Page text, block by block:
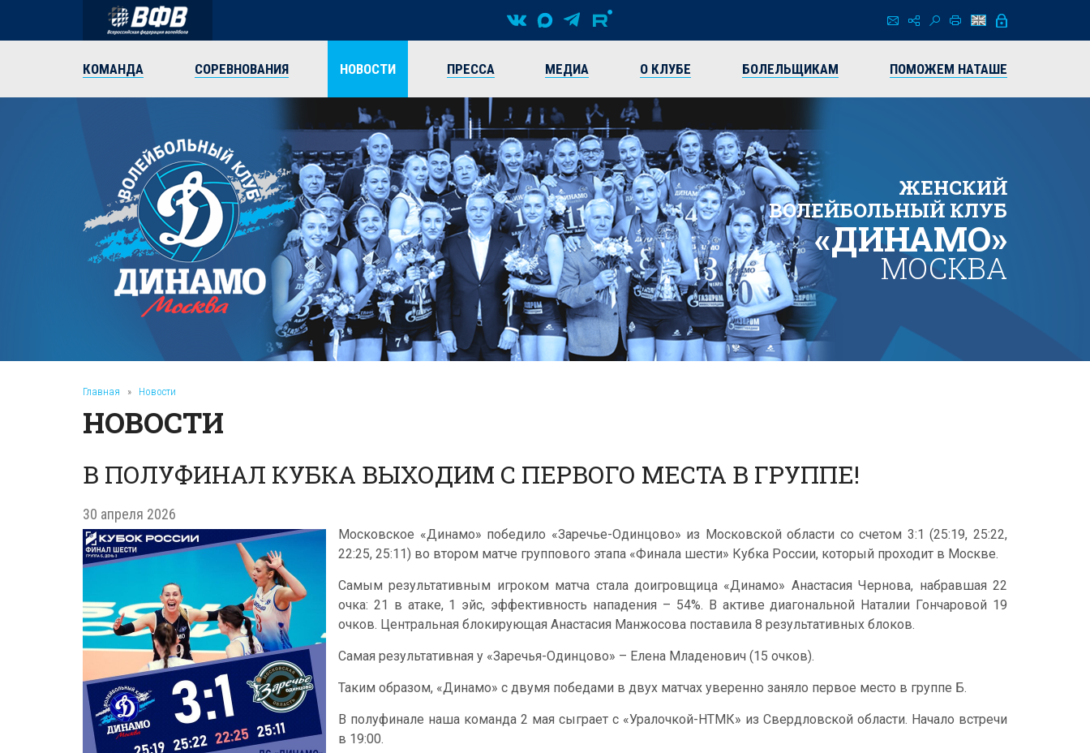
КОМАНДА СОРЕВНОВАНИЯ НОВОСТИ ПРЕССА МЕДИА О КЛУБЕ БОЛЕЛЬЩИКАМ ПОМОЖЕМ НАТАШЕ
ЖЕНСКИЙ
ВОЛЕЙБОЛЬНЫЙ КЛУБ
«ДИНАМО»
МОСКВА
Главная » Новости
НОВОСТИ
В ПОЛУФИНАЛ КУБКА ВЫХОДИМ С ПЕРВОГО МЕСТА В ГРУППЕ!
30 апреля 2026
Московское «Динамо» победило «Заречье-Одинцово» из Московской области со счетом 3:1 (25:19, 25:22,
22:25, 25:11) во втором матче группового этапа «Финала шести» Кубка России, который проходит в Москве.
Самым результативным игроком матча стала доигровщица «Динамо» Анастасия Чернова, набравшая 22
очка: 21 в атаке, 1 эйс, эффективность нападения – 54%. В активе диагональной Наталии Гончаровой 19
очков. Центральная блокирующая Анастасия Манжосова поставила 8 результативных блоков.
Самая результативная у «Заречья-Одинцово» – Елена Младенович (15 очков).
Таким образом, «Динамо» с двумя победами в двух матчах уверенно заняло первое место в группе Б.
В полуфинале наша команда 2 мая сыграет с «Уралочкой-НТМК» из Свердловской области. Начало встречи
в 19:00.